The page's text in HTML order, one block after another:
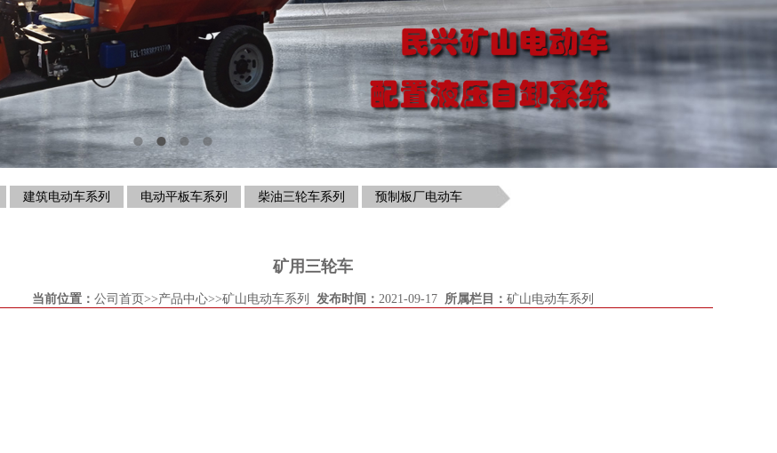
建筑电动车系列 电动平板车系列 柴油三轮车系列 预制板厂电动车
矿用三轮车
当前位置： 公司首页 >>产品中心>>矿山电动车系列 发布时间： 2021-09-17 所属栏目： 矿山电动车系列